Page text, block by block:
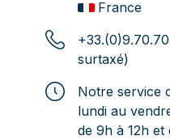
France
surtaxé)
Notre service
lundi au
de 9h à 12h et